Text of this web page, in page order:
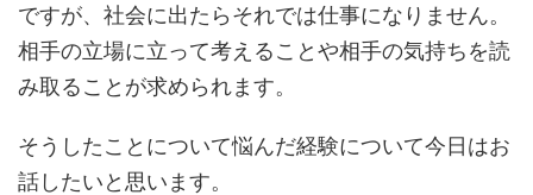
ですが、社会に出たらそれでは仕事になりません。
相手の立場に立って考えることや相手の気持ちを読
み取ることが求められます。
そうしたことについて悩んだ経験について今日はお
話したいと思います。